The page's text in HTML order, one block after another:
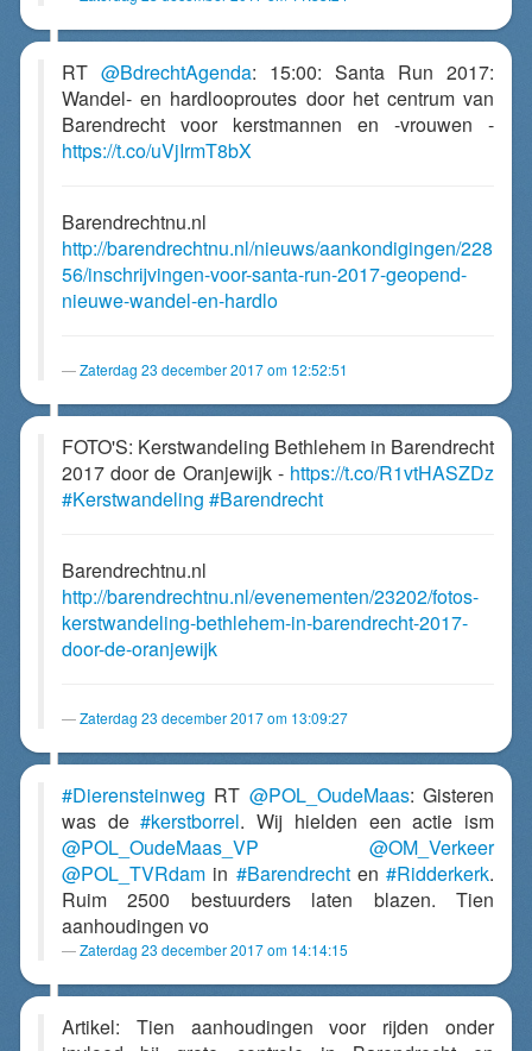
RT @BdrechtAgenda: 15:00: Santa Run 2017:
Wandel- en hardlooproutes door het centrum van
Barendrecht voor kerstmannen en -vrouwen -
https://t.co/uVjIrmT8bX
Barendrechtnu.nl
http://barendrechtnu.nl/nieuws/aankondigingen/228
56/inschrijvingen-voor-santa-run-2017-geopend-
nieuwe-wandel-en-hardlo
Zaterdag 23 december 2017 om 12:52:51
FOTO'S: Kerstwandeling Bethlehem in Barendrecht
2017 door de Oranjewijk - https://t.co/R1vtHASZDz
#Kerstwandeling #Barendrecht
Barendrechtnu.nl
http://barendrechtnu.nl/evenementen/23202/fotos-
kerstwandeling-bethlehem-in-barendrecht-2017-
door-de-oranjewijk
Zaterdag 23 december 2017 om 13:09:27
#Dierensteinweg RT @POL_OudeMaas: Gisteren
was de#kerstborrel. Wij hielden een actie ism
@POL_OudeMaas_VP
@OM_Verkeer
@POL_TVRdam in #Barendrechten #Ridderkerk.
Ruim 2500 bestuurders laten blazen. Tien
aanhoudingen vo
Zaterdag 23 december 2017 om 14:14:15
Artikel: Tien aanhoudingen voor rijden onder